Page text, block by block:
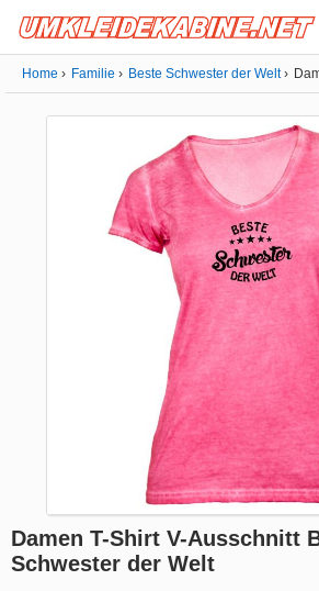
Home Familie Beste Schwester der Welt
Damen T-Shirt V-Ausschnitt
Schwester der Welt